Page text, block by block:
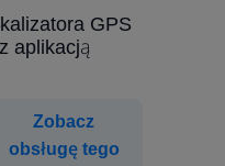
GPS
aplikacją
Zobacz
obsługę tego